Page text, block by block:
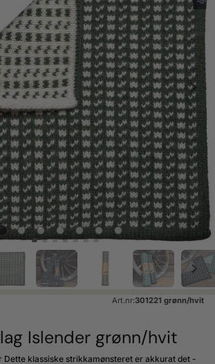
Art.nr:301221 grønn/hvit
Islender grønn/hvit
-